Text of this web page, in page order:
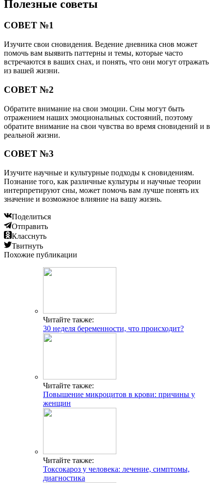
Полезные советы
СОВЕТ №1
Изучите свои сновидения. Ведение дневника снов может
помочь вам выявить паттерны и темы, которые часто
встречаются в ваших снах, и понять, что они могут отражать
из вашей жизни.
СОВЕТ №2
Обратите внимание на свои эмоции. Сны могут быть
отражением наших эмоциональных состояний, поэтому
обратите внимание на свои чувства во время сновидений и в
реальной жизни.
СОВЕТ №3
Изучите научные и культурные подходы к сновидениям.
Познание того, как различные культуры и научные теории
интерпретируют сны, может помочь вам лучше понять их
значение и возможное влияние на вашу жизнь.
Поделиться
Отправить
Класснуть
Твитнуть
Похожие публикации
Читайте также:
30 неделя беременности, что происходит?
Читайте также:
Повышение микроцитов в крови: причины у
женщин
Читайте также:
Токсокароз у человека: лечение, симптомы,
диагностика